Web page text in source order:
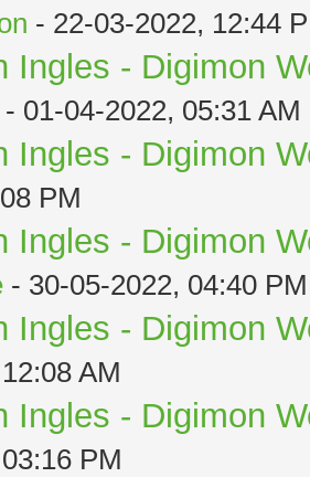
- 22-03-2022, 12:44
Ingles - Digimon
- 01-04-2022, 05:31 AM
Ingles - Digimon
PM
Ingles - Digimon
- 30-05-2022, 04:40 PM
Ingles - Digimon
AM
Ingles - Digimon
PM